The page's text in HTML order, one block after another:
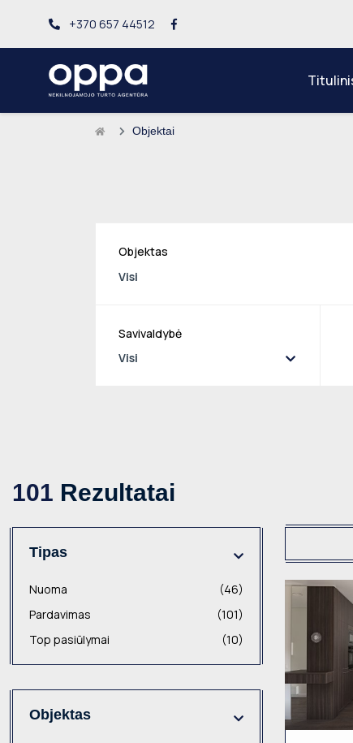
+370 657 44512
Objektai
Objektas
Visi
Savivaldybė
Visi
101 Rezultatai
Tipas
Nuoma
(46)
Pardavimas
(101)
Top pasiūlymai
(10)
Objektas